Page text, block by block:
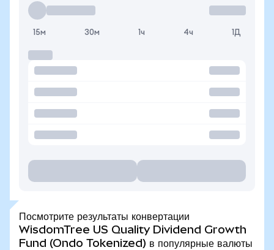
15м 30м 1ч 4ч 1Д
Посмотрите результаты конвертации
WisdomTree US Quality Dividend Growth
Fund (Ondo Tokenized) в популярные валюты